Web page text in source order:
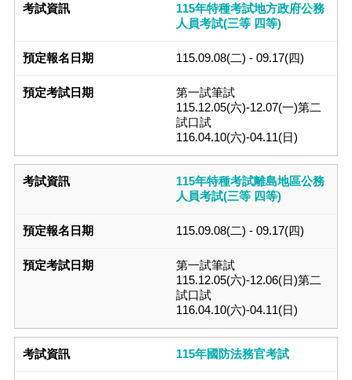
115年特種考試地方政府公務
人員考試(三等 四等)
115.09.08(二) - 09.17(四)
第一試筆試
115.12.05(六)-12.07(一)第二
試口試
116.04.10(六)-04.11(日)
115年特種考試離島地區公務
人員考試(三等 四等)
115.09.08(二) - 09.17(四)
第一試筆試
115.12.05(六)-12.06(日)第二
試口試
116.04.10(六)-04.11(日)
115年國防法務官考試